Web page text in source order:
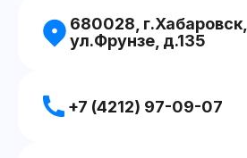
680028, г.Хабаровск,
ул.Фрунзе, д.135
+7 (4212) 97-09-07